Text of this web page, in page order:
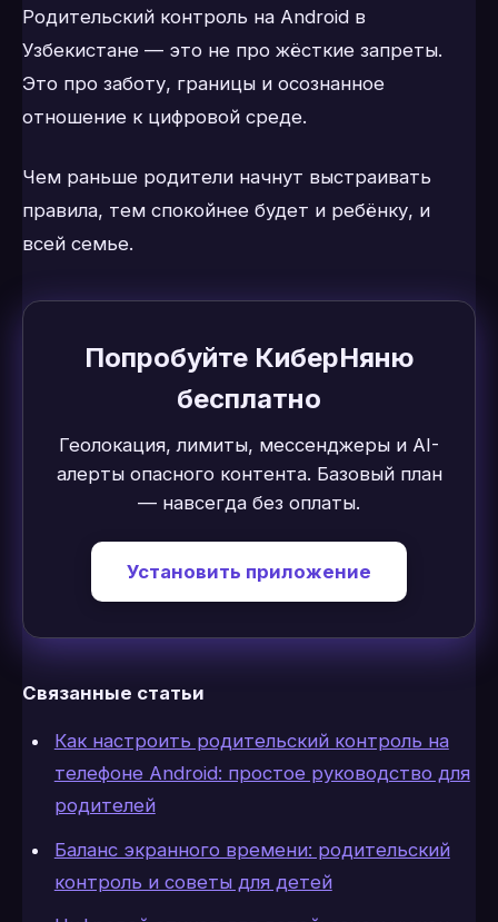
Родительский контроль на Android в
Узбекистане — это не про жёсткие запреты.
Это про заботу, границы и осознанное
отношение к цифровой среде.
Чем раньше родители начнут выстраивать
правила, тем спокойнее будет и ребёнку, и
всей семье.
Попробуйте КиберНяню
бесплатно
Геолокация, лимиты, мессенджеры и AI-
алерты опасного контента. Базовый план
— навсегда без оплаты.
Установить приложение
Связанные статьи
Как настроить родительский контроль на
телефоне Android: простое руководство для
родителей
Баланс экранного времени: родительский
контроль и советы для детей